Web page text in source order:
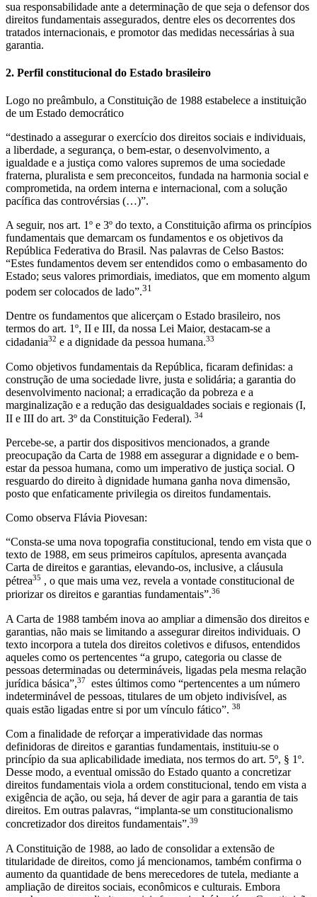
sua responsabilidade ante a determinação de que seja o defensor dos
direitos fundamentais assegurados, dentre eles os decorrentes dos
tratados internacionais, e promotor das medidas necessárias à sua
garantia.
2. Perfil constitucional do Estado brasileiro
Logo no preâmbulo, a Constituição de 1988 estabelece a instituição
de um Estado democrático
“destinado a assegurar o exercício dos direitos sociais e individuais,
a liberdade, a segurança, o bem-estar, o desenvolvimento, a
igualdade e a justiça como valores supremos de uma sociedade
fraterna, pluralista e sem preconceitos, fundada na harmonia social e
comprometida, na ordem interna e internacional, com a solução
pacífica das controvérsias (…)”.
A seguir, nos art. 1º e 3º do texto, a Constituição afirma os princípios
fundamentais que demarcam os fundamentos e os objetivos da
República Federativa do Brasil. Nas palavras de Celso Bastos:
“Estes fundamentos devem ser entendidos como o embasamento do
Estado; seus valores primordiais, imediatos, que em momento algum
podem ser colocados de lado”.31
Dentre os fundamentos que alicerçam o Estado brasileiro, nos
termos do art. 1º, II e III, da nossa Lei Maior, destacam-se a
cidadania32 e a dignidade da pessoa humana.33
Como objetivos fundamentais da República, ficaram definidas: a
construção de uma sociedade livre, justa e solidária; a garantia do
desenvolvimento nacional; a erradicação da pobreza e a
marginalização e a redução das desigualdades sociais e regionais (I,
II e III do art. 3º da Constituição Federal). 34
Percebe-se, a partir dos dispositivos mencionados, a grande
preocupação da Carta de 1988 em assegurar a dignidade e o bem-
estar da pessoa humana, como um imperativo de justiça social. O
resguardo do direito à dignidade humana ganha nova dimensão,
posto que enfaticamente privilegia os direitos fundamentais.
Como observa Flávia Piovesan:
“Consta-se uma nova topografia constitucional, tendo em vista que o
texto de 1988, em seus primeiros capítulos, apresenta avançada
Carta de direitos e garantias, elevando-os, inclusive, a cláusula
pétrea35 , o que mais uma vez, revela a vontade constitucional de
priorizar os direitos e garantias fundamentais”.36
A Carta de 1988 também inova ao ampliar a dimensão dos direitos e
garantias, não mais se limitando a assegurar direitos individuais. O
texto incorpora a tutela dos direitos coletivos e difusos, entendidos
aqueles como os pertencentes “a grupo, categoria ou classe de
pessoas determinadas ou determináveis, ligadas pela mesma relação
jurídica básica”,37
estes últimos como “pertencentes a um número
indeterminável de pessoas, titulares de um objeto indivisível, as
quais estão ligadas entre si por um vínculo fático”. 38
Com a finalidade de reforçar a imperatividade das normas
definidoras de direitos e garantias fundamentais, instituiu-se o
princípio da sua aplicabilidade imediata, nos termos do art. 5º, § 1º.
Desse modo, a eventual omissão do Estado quanto a concretizar
direitos fundamentais viola a ordem constitucional, tendo em vista a
exigência de ação, ou seja, há dever de agir para a garantia de tais
direitos. Em outras palavras, “implanta-se um constitucionalismo
concretizador dos direitos fundamentais”.39
A Constituição de 1988, ao lado de consolidar a extensão de
titularidade de direitos, como já mencionamos, também confirma o
aumento da quantidade de bens merecedores de tutela, mediante a
ampliação de direitos sociais, econômicos e culturais. Embora